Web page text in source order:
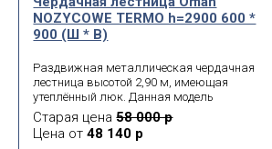
NOZYCOWE TERMO h=2900 600 *
900 (Ш * В)
Раздвижная металлическая чердачная
лестница высотой 2,90 м, имеющая
утеплённый люк. Данная модель
лестницы весьма удобна в эксплуатации
и элегантно вписывается в любой
интерьер. Короб снабжен уплотнителем.
Старая цена58 000 р
Цена от48 140 р